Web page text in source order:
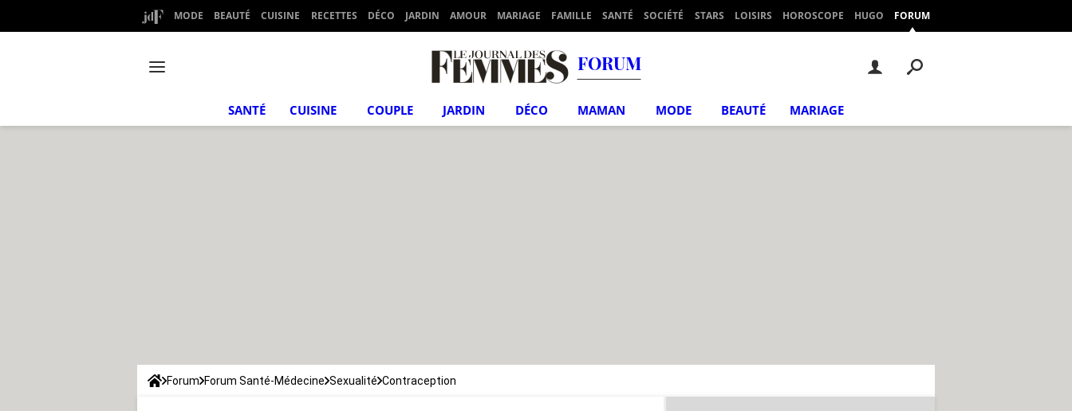
MODE BEAUTÉ CUISINE RECETTES DÉCO JARDIN AMOUR MARIAGE FAMILLE SANTÉ SOCIÉTÉ STARS LOISIRS HOROSCOPE HUGO FORUM
FORUM
SANTÉ CUISINE COUPLE JARDIN DÉCO MAMAN MODE BEAUTÉ MARIAGE
Forum Forum Santé-Médecine Sexualité Contraception